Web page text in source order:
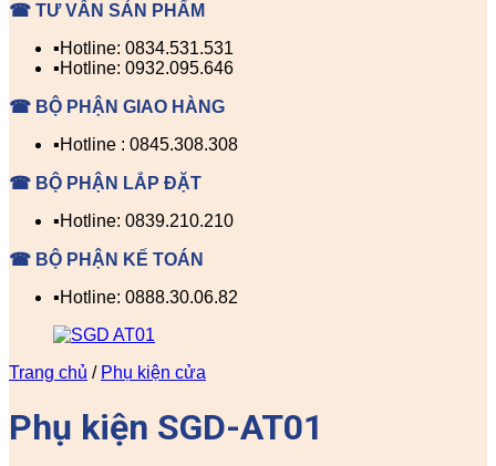
☎ TƯ VẤN SẢN PHẨM
▪️Hotline: 0834.531.531
▪️Hotline: 0932.095.646
☎ BỘ PHẬN GIAO HÀNG
▪️Hotline : 0845.308.308
☎ BỘ PHẬN LẮP ĐẶT
▪️Hotline: 0839.210.210
☎ BỘ PHẬN KẾ TOÁN
▪️Hotline: 0888.30.06.82
Trang chủ / Phụ kiện cửa
Phụ kiện SGD-AT01